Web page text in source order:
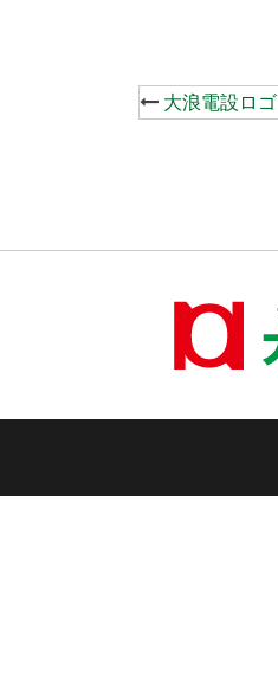
Post
大浪電設ロゴ